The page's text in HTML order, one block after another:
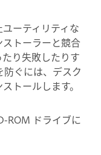
ーティリティな
トーラーと競合
り失敗したりす
防ぐには、デスク
トールします。
ROM ドライブに